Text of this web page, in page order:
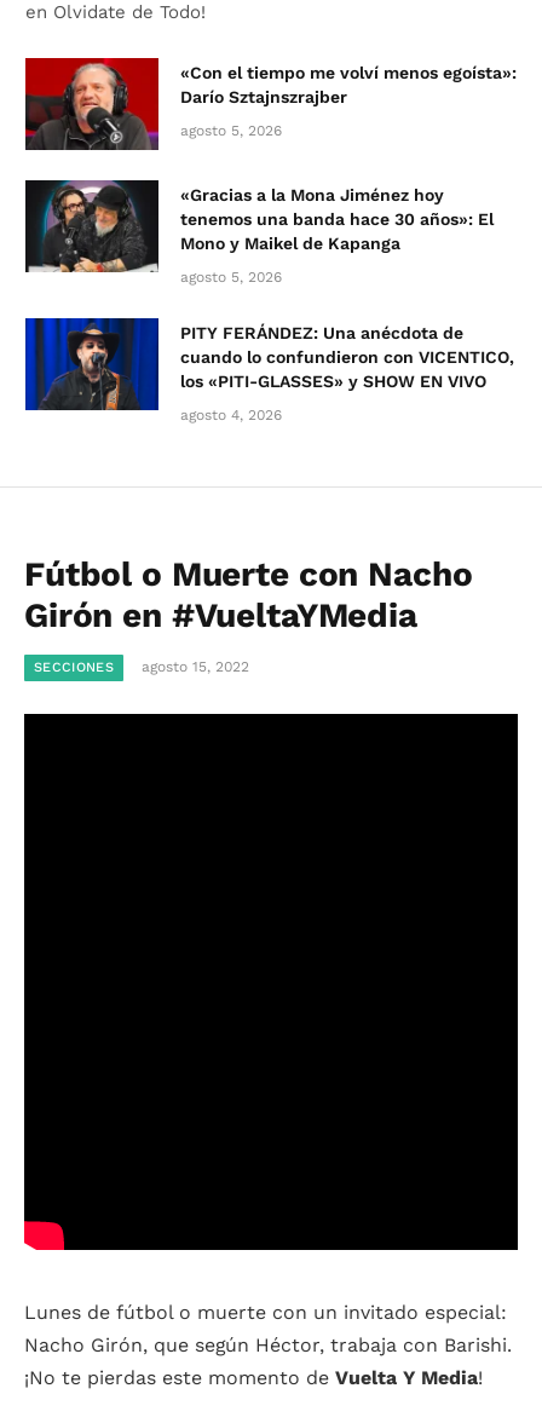
en Olvidate de Todo!
«Con el tiempo me volví menos egoísta»:
Darío Sztajnszrajber
agosto 5, 2026
«Gracias a la Mona Jiménez hoy
tenemos una banda hace 30 años»: El
Mono y Maikel de Kapanga
agosto 5, 2026
PITY FERÁNDEZ: Una anécdota de
cuando lo confundieron con VICENTICO,
los «PITI-GLASSES» y SHOW EN VIVO
agosto 4, 2026
Fútbol o Muerte con Nacho
Girón en #VueltaYMedia
SECCIONES agosto 15, 2022
Lunes de fútbol o muerte con un invitado especial:
Nacho Girón, que según Héctor, trabaja con Barishi.
¡No te pierdas este momento de Vuelta Y Media!